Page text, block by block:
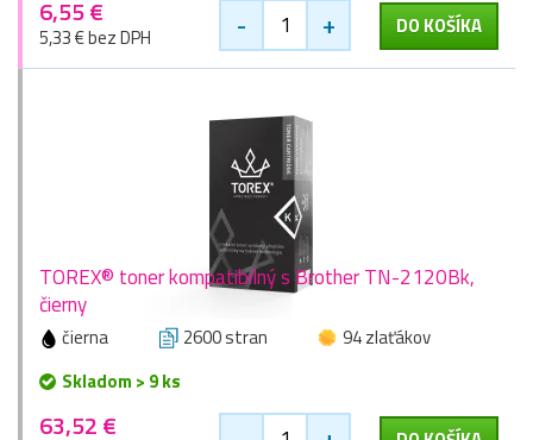
6,55 €
5,33 € bez DPH - + DO KOŠÍKA
TOREX® toner kompatibilný s Brother TN-2120Bk,
čierny
čierna 2600 stran
94 zlaťákov
Skladom > 9 ks
63,52 €